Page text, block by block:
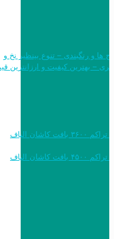
طرح ها و رنگبندی – تنوع بینظیر نخ و
خرید به قیمت فرش ماشینی ۱۲۰۰ شانه تراکم ۳۶۰۰ بافت کاشان الیاف
خرید به قیمت فرش ماشینی ۱۵۰۰ شانه تراکم ۴۵۰۰ بافت کاشان الیاف